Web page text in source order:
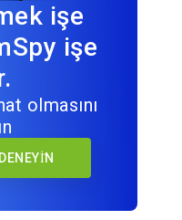
işe
işe
olmasını